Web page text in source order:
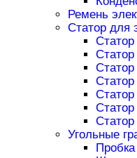
Ремень
Статор для
Статор
Угольные